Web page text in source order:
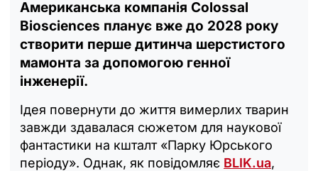
Американська компанія Colossal
Biosciences планує вже до 2028 року
створити перше дитинча шерстистого
мамонта за допомогою генної
інженерії.
Ідея повернути до життя вимерлих тварин
завжди здавалася сюжетом для наукової
фантастики на кшталт «Парку Юрського
періоду». Однак, як повідомляє BLIK.ua,